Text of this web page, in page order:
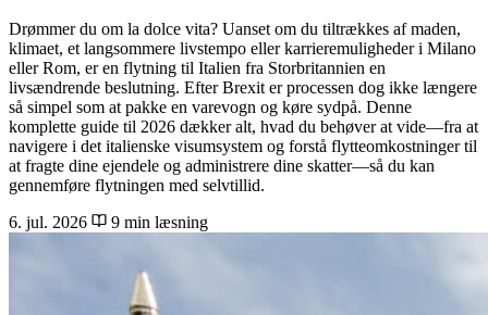
Drømmer du om la dolce vita? Uanset om du tiltrækkes af maden,
klimaet, et langsommere livstempo eller karrieremuligheder i Milano
eller Rom, er en flytning til Italien fra Storbritannien en
livsændrende beslutning. Efter Brexit er processen dog ikke længere
så simpel som at pakke en varevogn og køre sydpå. Denne
komplette guide til 2026 dækker alt, hvad du behøver at vide—fra at
navigere i det italienske visumsystem og forstå flytteomkostninger til
at fragte dine ejendele og administrere dine skatter—så du kan
gennemføre flytningen med selvtillid.
6. jul. 2026
9 min læsning